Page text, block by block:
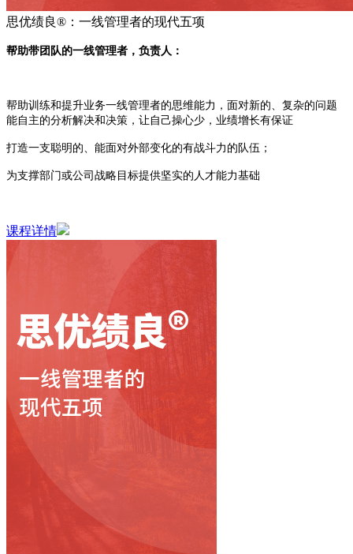
思优绩良®️：一线管理者的现代五项
帮助带团队的一线管理者，负责人：
帮助训练和提升业务一线管理者的思维能力，面对新的、复杂的问题
能自主的分析解决和决策，让自己操心少，业绩增长有保证
打造一支聪明的、能面对外部变化的有战斗力的队伍；
为支撑部门或公司战略目标提供坚实的人才能力基础
课程详情